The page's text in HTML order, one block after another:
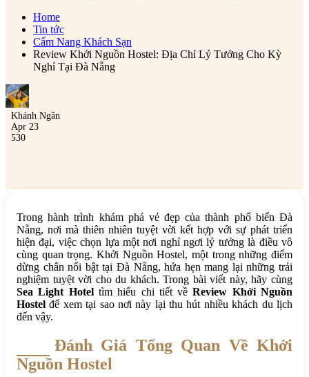
Home
Tin tức
Cẩm Nang Khách Sạn
Review Khởi Nguồn Hostel: Địa Chỉ Lý Tưởng Cho Kỳ
Nghỉ Tại Đà Nẵng
Khánh Ngân
Apr 23
530
Trong hành trình khám phá vẻ đẹp của thành phố biển Đà
Nẵng, nơi mà thiên nhiên tuyệt vời kết hợp với sự phát triển
hiện đại, việc chọn lựa một nơi nghỉ ngơi lý tưởng là điều vô
cùng quan trọng. Khởi Nguồn Hostel, một trong những điểm
dừng chân nổi bật tại Đà Nẵng, hứa hẹn mang lại những trải
nghiệm tuyệt vời cho du khách. Trong bài viết này, hãy cùng
Sea Light Hoteltìm hiểu chi tiết vềReview Khởi Nguồn
Hostel để xem tại sao nơi này lại thu hút nhiều khách du lịch
đến vậy.
Đánh Giá Tổng Quan Về Khởi
Nguồn Hostel